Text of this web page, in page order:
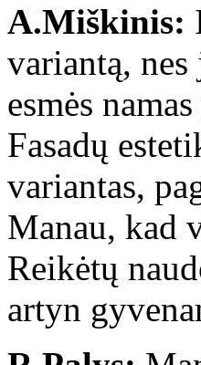
A.Miškinis:
variantą,
esmės
Fasadų
variantas,
Manau, kad
Reikėtų
artyn